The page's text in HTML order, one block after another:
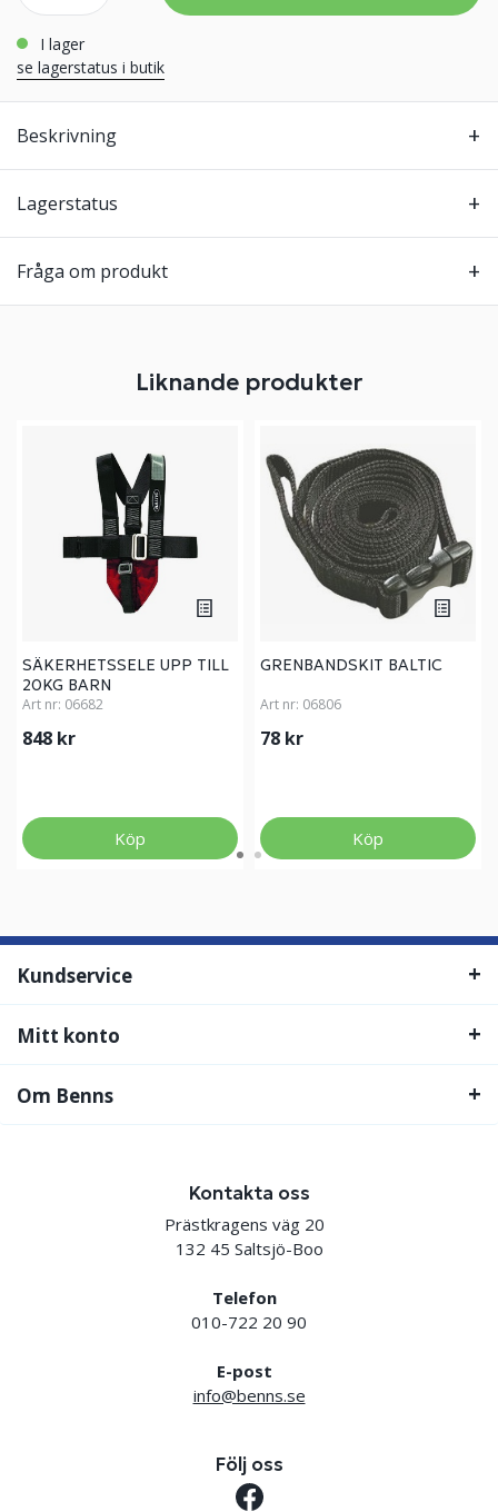
i lager
se lagerstatus i butik
Beskrivning
Lagerstatus
Fråga om produkt
Liknande produkter
SÄKERHETSSELE UPP TILL
20KG BARN
Art nr: 06682
848 kr
Köp
GRENBANDSKIT BALTIC
Art nr: 06806
78 kr
Köp
Kundservice
Mitt konto
Om Benns
Kontakta oss
Prästkragens väg 20
132 45 Saltsjö-Boo
Telefon
010-722 20 90
E-post
info@benns.se
Följ oss